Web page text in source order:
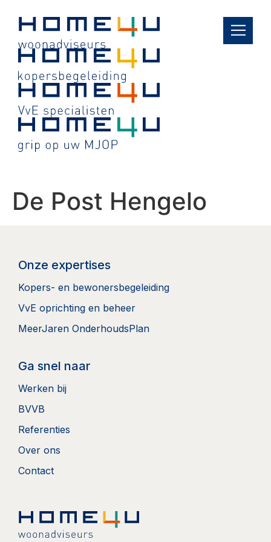
inhoud
De Post Hengelo
Onze expertises
Kopers- en bewonersbegeleiding
VvE oprichting en beheer
MeerJaren OnderhoudsPlan
Ga snel naar
Werken bij
BVVB
Referenties
Over ons
Contact